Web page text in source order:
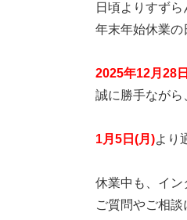
日頃よりすず
年末年始休業の
2025年12月28
誠に勝手ながら
1月5日(月)より
休業中も、イン
ご質問やご相談